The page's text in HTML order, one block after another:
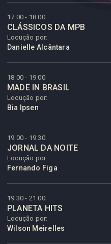
17:00 - 18:00
CLÁSSICOS DA MPB
Locução por:
Danielle Alcântara
18:00 - 19:00
MADE IN BRASIL
Locução por:
Bia Ipsen
19:00 - 19:30
JORNAL DA NOITE
Locução por:
Fernando Figa
19:30 - 21:00
PLANETA HITS
Locução por:
Wilson Meirelles